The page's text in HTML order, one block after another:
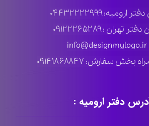
ارومیه: ۰۴۴۳۲۲۲۲۹۹۹
تهران : ۰۹۱۲۲۲۶۵۲۸۹
info@designmylogo.ir
سفارش: ۰۹۱۴۱۸۶۸۸۴۷
دفتر ارومیه :